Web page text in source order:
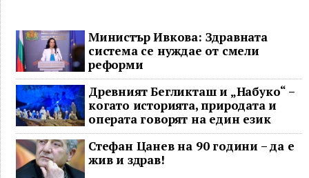
Министър Ивкова: Здравната
система се нуждае от смели
реформи
Древният Бегликташ и „Набуко“ –
когато историята, природата и
операта говорят на един език
Стефан Цанев на 90 години – да е
жив и здрав!